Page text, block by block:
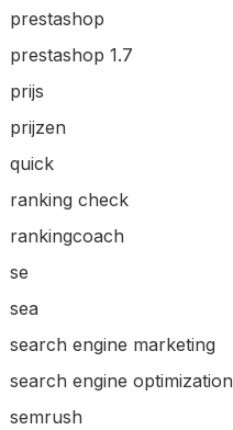
prestashop
prestashop 1.7
prijs
prijzen
quick
ranking check
rankingcoach
se
sea
search engine marketing
search engine optimization
semrush